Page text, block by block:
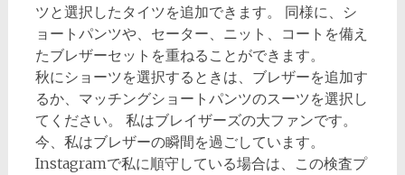
ツと選択したタイツを追加できます。 同様に、シ
ョートパンツや、セーター、ニット、コートを備え
たブレザーセットを重ねることができます。
秋にショーツを選択するときは、ブレザーを追加す
るか、マッチングショートパンツのスーツを選択し
てください。 私はブレイザーズの大ファンです。
今、私はブレザーの瞬間を過ごしています。
Instagramで私に順守している場合は、この検査プ